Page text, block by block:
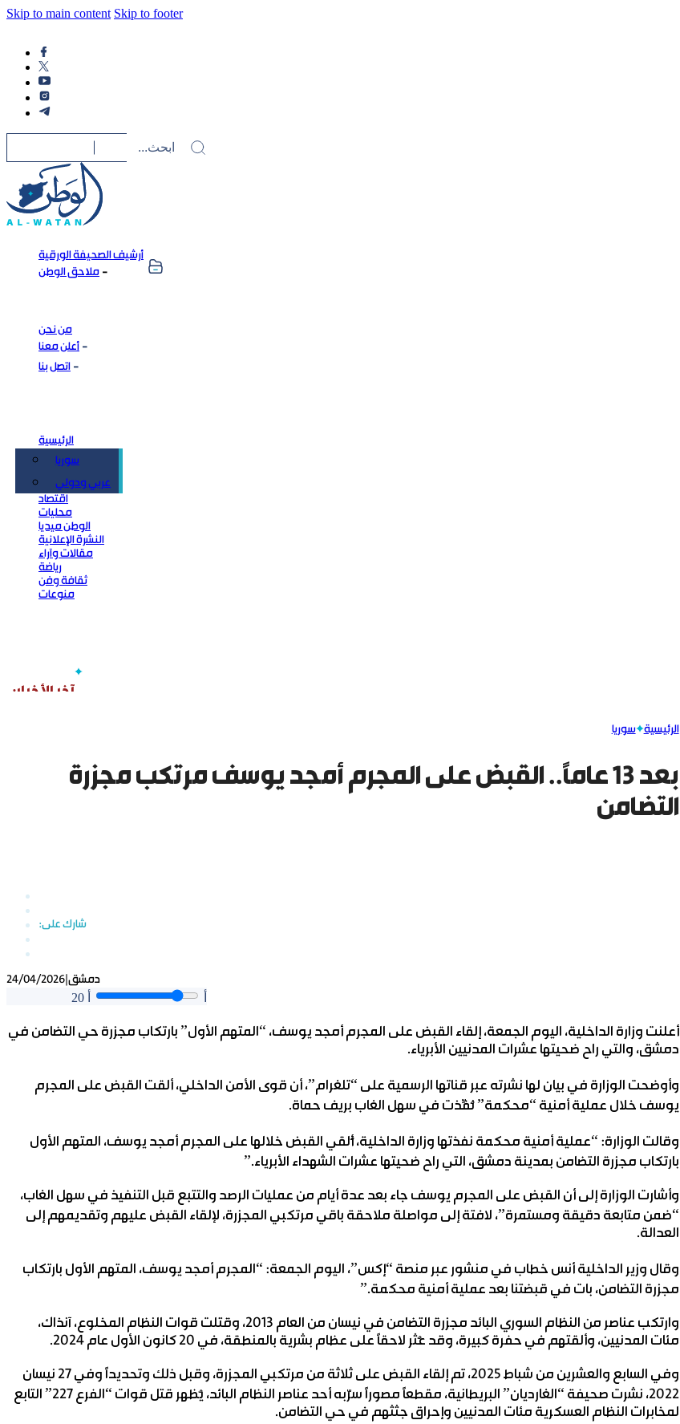
Skip to main content Skip to footer
أرشيف الصحيفة الورقية
ملاحق الوطن
من نحن
أعلن معنا
اتصل بنا
الرئيسية
سوريا
عربي ودولي
اقتصاد
محليات
الوطن ميديا
النشرة الإعلانية
مقالات وآراء
رياضة
ثقافة وفن
منوعات
الرئيسية سوريا
بعد 13 عاماً.. القبض على المجرم أمجد يوسف مرتكب مجزرة
التضامن
24/04/2026 دمشق
20
أعلنت وزارة الداخلية، اليوم الجمعة، إلقاء القبض على المجرم أمجد يوسف، “المتهم الأول” بارتكاب مجزرة حي التضامن في
دمشق، والتي راح ضحيتها عشرات المدنيين الأبرياء.
وأوضحت الوزارة في بيان لها نشرته عبر قناتها الرسمية على “تلغرام”، أن قوى الأمن الداخلي، ألقت القبض على المجرم
يوسف خلال عملية أمنية “محكمة” نُفِّذت في سهل الغاب بريف حماة.
وقالت الوزارة: “عملية أمنية محكمة نفذتها وزارة الداخلية، أُلقي القبض خلالها على المجرم أمجد يوسف، المتهم الأول
بارتكاب مجزرة التضامن بمدينة دمشق، التي راح ضحيتها عشرات الشهداء الأبرياء.”
وأشارت الوزارة إلى أن القبض على المجرم يوسف جاء بعد عدة أيام من عمليات الرصد والتتبع قبل التنفيذ في سهل الغاب،
“ضمن متابعة دقيقة ومستمرة”، لافتة إلى مواصلة ملاحقة باقي مرتكبي المجزرة، لإلقاء القبض عليهم وتقديمهم إلى
العدالة.
وقال وزير الداخلية أنس خطاب في منشور عبر منصة “إكس”، اليوم الجمعة: “المجرم أمجد يوسف، المتهم الأول بارتكاب
مجزرة التضامن، بات في قبضتنا بعد عملية أمنية محكمة.”
وارتكب عناصر من النظام السوري البائد مجزرة التضامن في نيسان من العام 2013، وقتلت قوات النظام المخلوع، آنذاك،
مئات المدنيين، وألقتهم في حفرة كبيرة، وقد عُثر لاحقاً على عظام بشرية بالمنطقة، في 20 كانون الأول عام 2024.
وفي السابع والعشرين من شباط 2025، تم إلقاء القبض على ثلاثة من مرتكبي المجزرة، وقبل ذلك وتحديداً وفي 27 نيسان
2022، نشرت صحيفة “الغارديان” البريطانية، مقطعاً مصوراً سرّبه أحد عناصر النظام البائد، يُظهر قتل قوات “الفرع 227” التابع
لمخابرات النظام العسكرية مئات المدنيين وإحراق جثثهم في حي التضامن.